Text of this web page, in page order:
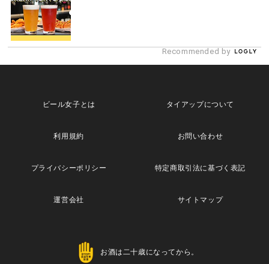
Recommended by
ビール女子とは タイアップについて
利用規約 お問い合わせ
プライバシーポリシー 特定商取引法に基づく表記
運営会社 サイトマップ
お酒は二十歳になってから。